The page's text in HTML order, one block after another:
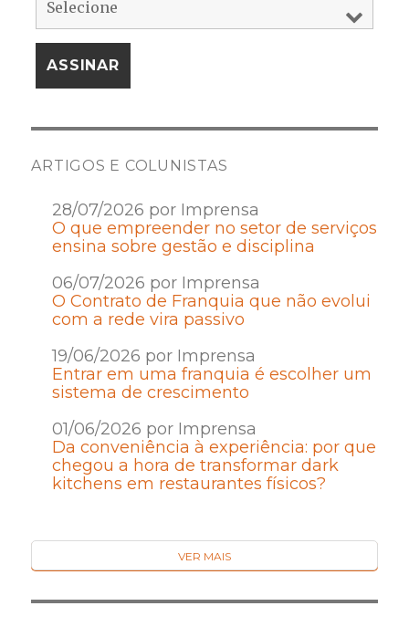
ARTIGOS E COLUNISTAS
28/07/2026 por Imprensa
O que empreender no setor de serviços
ensina sobre gestão e disciplina
06/07/2026 por Imprensa
O Contrato de Franquia que não evolui
com a rede vira passivo
19/06/2026 por Imprensa
Entrar em uma franquia é escolher um
sistema de crescimento
01/06/2026 por Imprensa
Da conveniência à experiência: por que
chegou a hora de transformar dark
kitchens em restaurantes físicos?
VER MAIS